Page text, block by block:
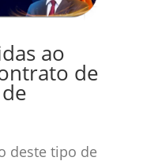
ao
de
deste tipo de